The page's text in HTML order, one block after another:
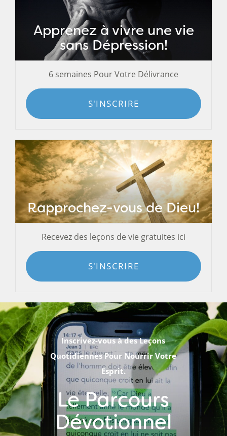
Apprenez à vivre une vie
sans Dépression!
6 semaines Pour Votre Délivrance
S'INSCRIRE
Rapprochez-vous de Dieu!
Recevez des leçons de vie gratuites ici
S'INSCRIRE
Inscrivez-vous à des Leçons
Quotidiennes Pour Nourrir Votre
Esprit.
Le Parcours
Dévotionnel